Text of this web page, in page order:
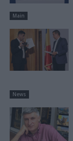
Main
News